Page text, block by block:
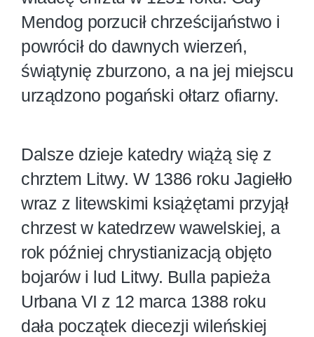
Mendog porzucił chrześcijaństwo i
powrócił do dawnych wierzeń,
świątynię zburzono, a na jej miejscu
urządzono pogański ołtarz ofiarny.
Dalsze dzieje katedry wiążą się z
chrztem Litwy. W 1386 roku Jagiełło
wraz z litewskimi książętami przyjął
chrzest w katedrzew wawelskiej, a
rok później chrystianizacją objęto
bojarów i lud Litwy. Bulla papieża
Urbana VI z 12 marca 1388 roku
dała początek diecezji wileńskiej